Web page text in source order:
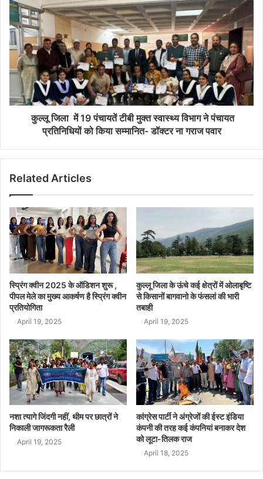
कुल्लू जिला में 19 पंचायतें टीबी मुक्त स्वास्थ्य विभाग ने पंचायत
प्रतिनिधियों को किया सम्मानित- डॉक्टर ना गराज पवार
Related Articles
स्प्रिंग क्वीन 2025 के ऑडिशन शुरू ,
पीपल मेले का मुख्य आकर्षण है स्प्रिंग क्वीन
प्रतियोगिता
April 19, 2025
कुल्लू जिला के ऊंचे कई क्षेत्रों में ओलाबृष्टि
से किसानों बागवानो के फंसलां की भारी
तबाही
April 19, 2025
नशा त्यागे जिंदगी नहीं, थीम पर छात्रों ने
निकाली जागरूकता रैली
April 19, 2025
कांग्रेस पार्टी ने अंग्रेजों की ईस्ट इंडिया
कंपनी की तरह कई कंपनियां बनाकर देश
को लूटा-तिलक राज
April 18, 2025